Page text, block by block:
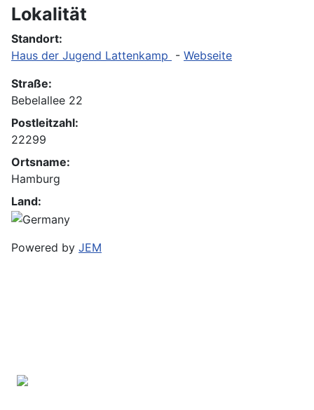
Lokalität
Standort:
Haus der Jugend Lattenkamp - Webseite
Straße:
Bebelallee 22
Postleitzahl:
22299
Ortsname:
Hamburg
Land:
Powered by JEM